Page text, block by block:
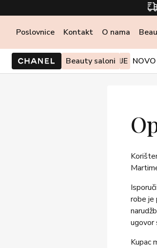
Poslovnice Kontakt O nama
Beauty saloni
PONUDE I AKCIJE NOVO
robe
ugovor
Kupac